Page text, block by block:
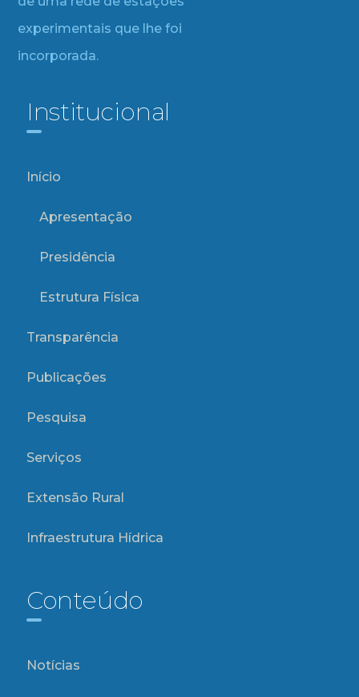
experimentais que lhe foi
incorporada.
Institucional
Início
Apresentação
Presidência
Estrutura Física
Transparência
Publicações
Pesquisa
Serviços
Extensão Rural
Infraestrutura Hídrica
Conteúdo
Notícias